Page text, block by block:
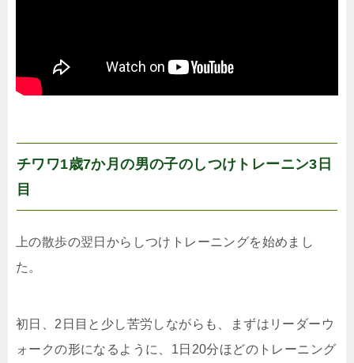
チワワ1歳7か月の男の子のしつけトレーニン3日
目
上の散歩の翌日からしつけトレーニングを始めまし
た。
初日、2日目と少し苦労しながらも、まずはリーダーウ
ォークの形になるように、1日20分ほどのトレーニング